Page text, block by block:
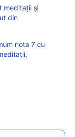
meditații și
din
nota 7 cu